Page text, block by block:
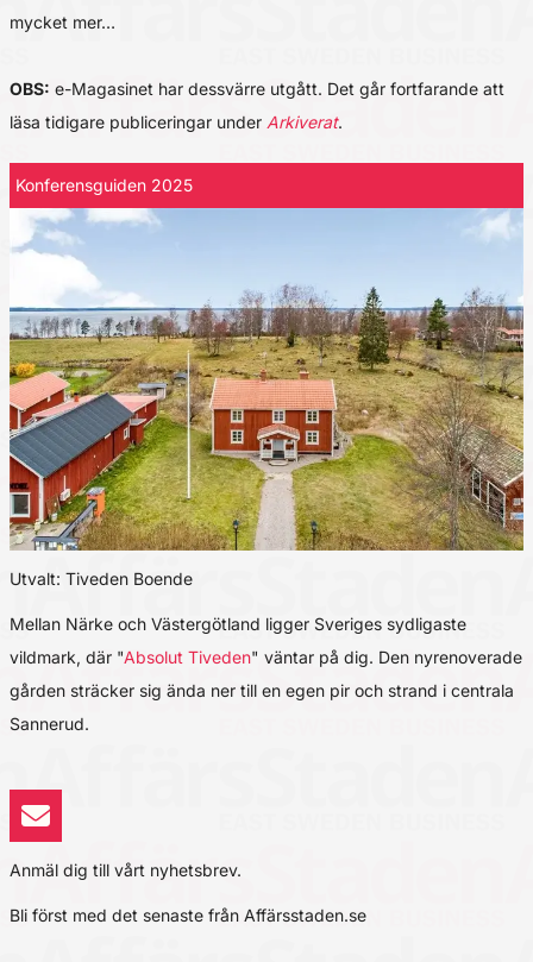
mycket mer…
OBS: e-Magasinet har dessvärre utgått. Det går fortfarande att
läsa tidigare publiceringar under Arkiverat.
Konferensguiden 2025
Utvalt: Tiveden Boende
Mellan Närke och Västergötland ligger Sveriges sydligaste
vildmark, där "Absolut Tiveden" väntar på dig. Den nyrenoverade
gården sträcker sig ända ner till en egen pir och strand i centrala
Sannerud.
Anmäl dig till vårt nyhetsbrev.
Bli först med det senaste från Affärsstaden.se